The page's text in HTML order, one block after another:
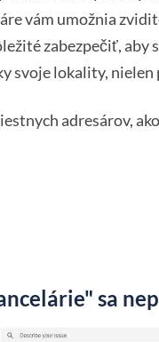
vám umožnia
zabezpečiť, aby
svoje lokality, nielen
adresárov,
sa